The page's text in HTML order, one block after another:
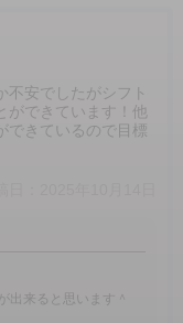
不安でしたがシフト
ができています！他
できているので目標
出来ると思います＾